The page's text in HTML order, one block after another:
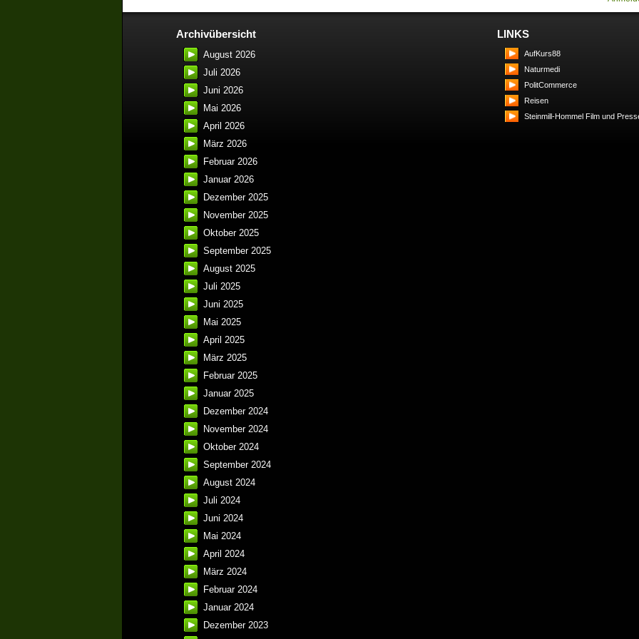
Archivübersicht
August 2026
Juli 2026
Juni 2026
Mai 2026
April 2026
März 2026
Februar 2026
Januar 2026
Dezember 2025
November 2025
Oktober 2025
September 2025
August 2025
Juli 2025
Juni 2025
Mai 2025
April 2025
März 2025
Februar 2025
Januar 2025
Dezember 2024
November 2024
Oktober 2024
September 2024
August 2024
Juli 2024
Juni 2024
Mai 2024
April 2024
März 2024
Februar 2024
Januar 2024
Dezember 2023
LINKS
AufKurs88
Naturmedi
PolitCommerce
Reisen
Steinmill-Hommel Film und